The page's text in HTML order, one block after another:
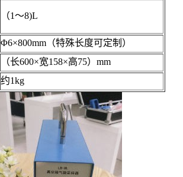
（1～8)L
Φ6×800mm（特殊长度可定制）
（长600×宽158×高75）mm
约1kg